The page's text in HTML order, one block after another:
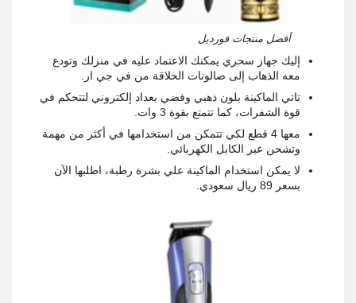
أفضل منتجات فورديل
إليك جهاز سحري يمكنك الاعتماد عليه في منزلك وتودع
معه الذهاب إلى صالونات الحلاقة من في جي ار.
تاتي الماكينة بلون ذهبي وفضي بعداد إلكتروني لتتحكم في
قوة الشفرات، كما تتمتع بقوة 3 وات.
معها 4 قطع لكي تتمكن من استخدامها في أكثر من مهمة
وتشحن عبر الكابل الكهربائي.
لا يمكن استخدام الماكينة علي بشرة رطبة، اطلبها الآن
بسعر 89 ريال سعودي.